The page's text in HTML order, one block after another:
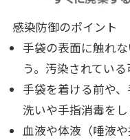
感染防御のポイント
手袋の表面に触れ
う。汚染されている
手袋を着ける前や
洗いや手指消毒をし
血液や体液（唾液